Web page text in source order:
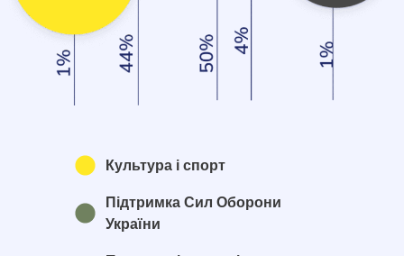
Культура і спорт
Підтримка Сил Оборони
України